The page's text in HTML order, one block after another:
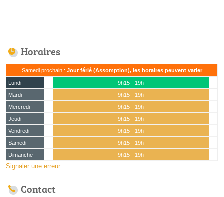
Horaires
Samedi prochain : Jour férié (Assomption), les horaires peuvent varier
Lundi
9h15 - 19h
Mardi
9h15 - 19h
Mercredi
9h15 - 19h
Jeudi
9h15 - 19h
Vendredi
9h15 - 19h
Samedi
9h15 - 19h
Dimanche
9h15 - 19h
Signaler une erreur
Contact